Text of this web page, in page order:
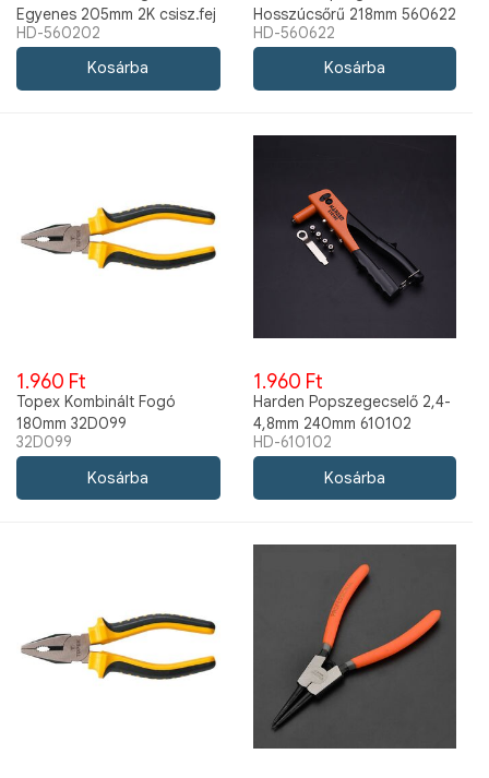
Egyenes 205mm 2K csisz.fej
560202
HD-560202
Hosszúcsőrű 218mm 560622
HD-560622
1.960 Ft
Topex Kombinált Fogó
180mm 32D099
32D099
1.960 Ft
Harden Popszegecselő 2,4-
4,8mm 240mm 610102
HD-610102